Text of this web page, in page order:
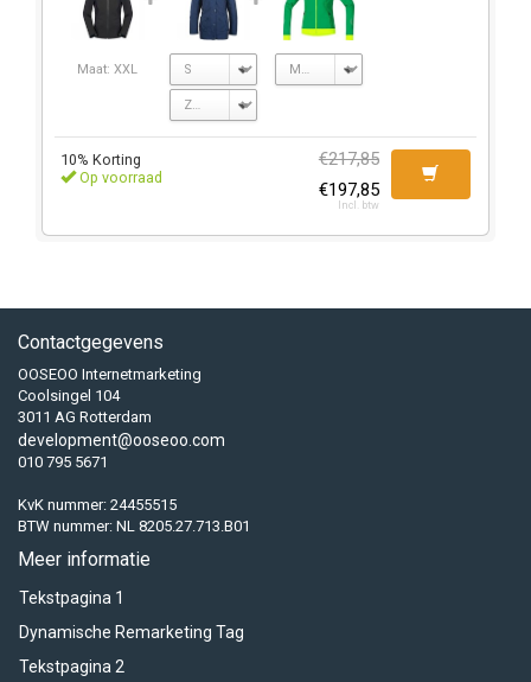
Maat: XXL
10% Korting
€217,85
€197,85
Incl. btw
Op voorraad
Contactgegevens
OOSEOO Internetmarketing
Coolsingel 104
3011 AG Rotterdam
development@ooseoo.com
010 795 5671
KvK nummer: 24455515
BTW nummer: NL 8205.27.713.B01
Meer informatie
Tekstpagina 1
Dynamische Remarketing Tag
Tekstpagina 2